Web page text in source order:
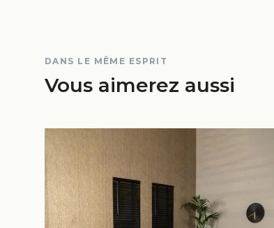
DANS LE MÊME ESPRIT
Vous aimerez aussi